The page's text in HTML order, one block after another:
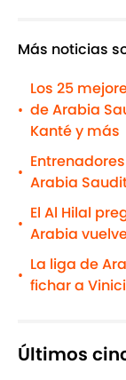
Más noticias
•
Los 25
de Arabia
Kanté y más
• Arabia
•
El Al Hilal
Arabia
•
La liga de
fichar a
Últimos